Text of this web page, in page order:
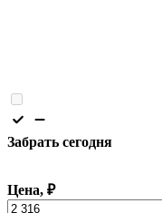
Забрать сегодня
Цена, ₽